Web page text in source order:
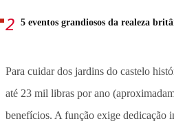
5 eventos grandiosos da realeza
Para cuidar dos jardins do castelo
até 23 mil libras por ano
benefícios. A função exige dedicação